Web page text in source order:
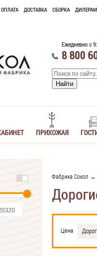
ОПЛАТА ДОСТАВКА СБОРКА ДИЛЕРАМ
Ежедневно с
8 800
ПРИХОЖАЯ
Фабрика Сокол →
Цена